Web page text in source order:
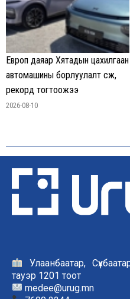
Европ даяар Хятадын цахилгаан
автомашины борлуулалт өсөж,
рекорд тогтоожээ
2026-08-10
Улаанбаатар,
тауэр 1201 тоот
medee@urug.mn